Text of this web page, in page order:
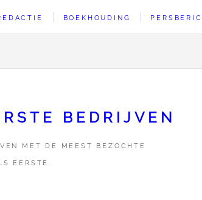
BOEKHOUDING
BEDRIJVEN
MET DE MEEST BEZOCHTE
EERSTE.